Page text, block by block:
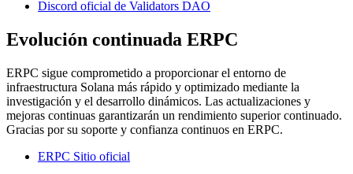
Discord oficial de Validators DAO
Evolución continuada ERPC
ERPC sigue comprometido a proporcionar el entorno de
infraestructura Solana más rápido y optimizado mediante la
investigación y el desarrollo dinámicos. Las actualizaciones y
mejoras continuas garantizarán un rendimiento superior continuado.
Gracias por su soporte y confianza continuos en ERPC.
ERPC Sitio oficial